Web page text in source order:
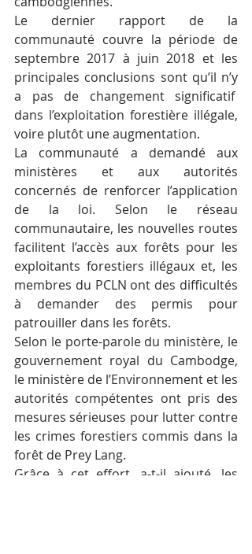
Le dernier rapport de la
communauté couvre la période de
septembre 2017 à juin 2018 et les
principales conclusions sont qu’il n’y
a pas de changement significatif
dans l’exploitation forestière illégale,
voire plutôt une augmentation.
La communauté a demandé aux
ministères et aux autorités
concernés de renforcer l’application
de la loi. Selon le réseau
communautaire, les nouvelles routes
facilitent l’accès aux forêts pour les
exploitants forestiers illégaux et, les
membres du PCLN ont des difficultés
à demander des permis pour
patrouiller dans les forêts.
Selon le porte-parole du ministère, le
gouvernement royal du Cambodge,
le ministère de l’Environnement et les
autorités compétentes ont pris des
mesures sérieuses pour lutter contre
les crimes forestiers commis dans la
forêt de Prey Lang.
Grâce à cet effort, a-t-il ajouté, les